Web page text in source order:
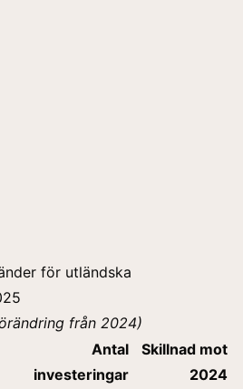
för utländska
från 2024)
Antal
investeringar
Skillnad mot
2024